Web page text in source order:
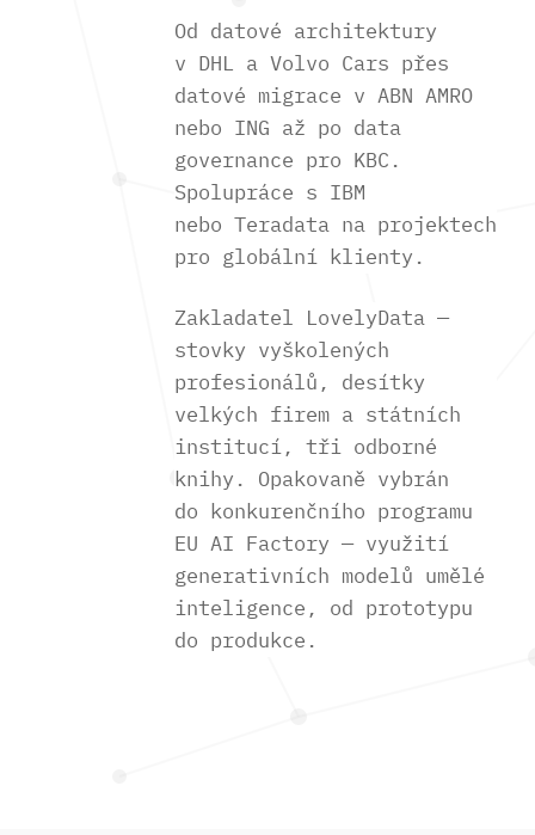
Od datové architektury
v DHL a Volvo Cars přes
datové migrace v ABN AMRO
nebo ING až po data
governance pro KBC.
Spolupráce s IBM
nebo Teradata na projektech
pro globální klienty.
Zakladatel LovelyData —
stovky vyškolených
profesionálů, desítky
velkých firem a státních
institucí, tři odborné
knihy. Opakovaně vybrán
do konkurenčního programu
EU AI Factory — využití
generativních modelů umělé
inteligence, od prototypu
do produkce.